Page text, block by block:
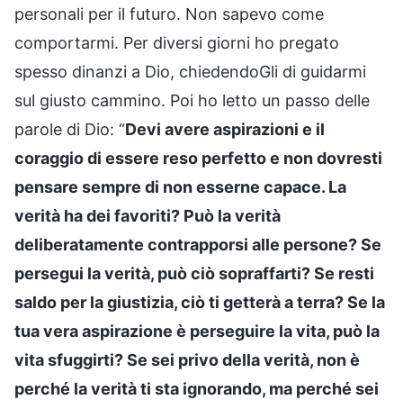
personali per il futuro. Non sapevo come
comportarmi. Per diversi giorni ho pregato
spesso dinanzi a Dio, chiedendoGli di guidarmi
sul giusto cammino. Poi ho letto un passo delle
parole di Dio: “Devi avere aspirazioni e il
coraggio di essere reso perfetto e non dovresti
pensare sempre di non esserne capace. La
verità ha dei favoriti? Può la verità
deliberatamente contrapporsi alle persone? Se
persegui la verità, può ciò sopraffarti? Se resti
saldo per la giustizia, ciò ti getterà a terra? Se la
tua vera aspirazione è perseguire la vita, può la
vita sfuggirti? Se sei privo della verità, non è
perché la verità ti sta ignorando, ma perché sei